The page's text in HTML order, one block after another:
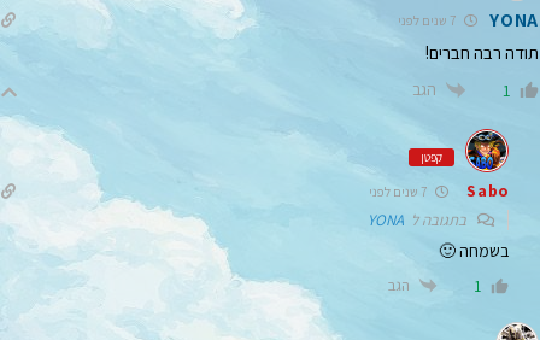
YONA
תודה רבה חברים!
1 הגב
קפטן
Sabo
בתגובה ל YONA
בשמחה 🙂
1 הגב